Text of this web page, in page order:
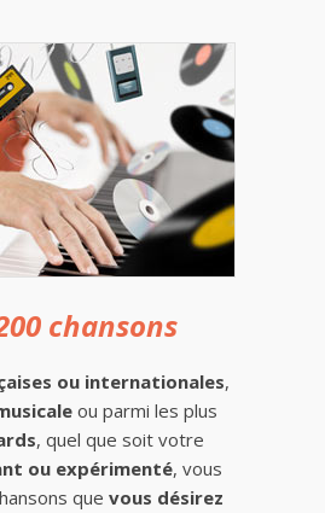
chansons
ou internationales,
ou parmi les plus
, quel que soit votre
ou expérimenté, vous
que vous désirez